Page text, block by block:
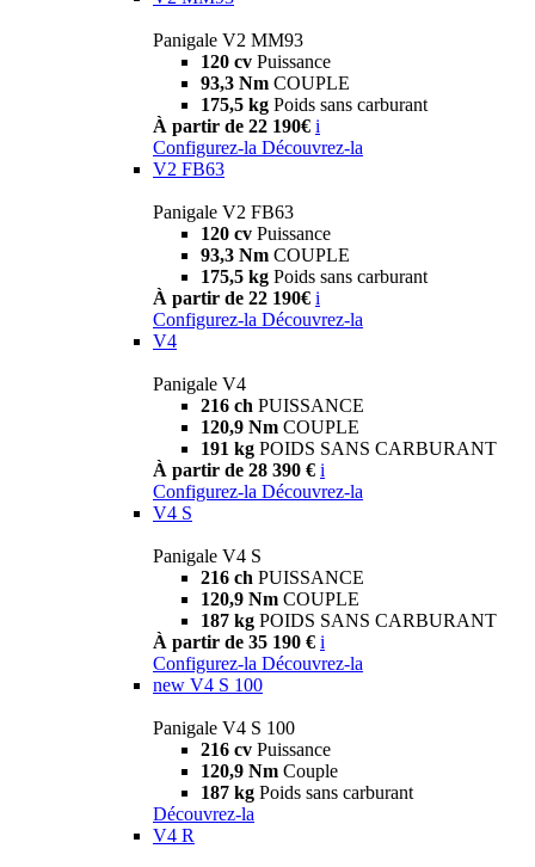
Panigale V2 MM93
120 cv Puissance
93,3 Nm COUPLE
175,5 kg Poids sans carburant
À partir de 22 190€ i
Configurez-la Découvrez-la
V2 FB63
Panigale V2 FB63
120 cv Puissance
93,3 Nm COUPLE
175,5 kg Poids sans carburant
À partir de 22 190€ i
Configurez-la Découvrez-la
V4
Panigale V4
216 ch PUISSANCE
120,9 Nm COUPLE
191 kg POIDS SANS CARBURANT
À partir de 28 390 € i
Configurez-la Découvrez-la
V4 S
Panigale V4 S
216 ch PUISSANCE
120,9 Nm COUPLE
187 kg POIDS SANS CARBURANT
À partir de 35 190 € i
Configurez-la Découvrez-la
new V4 S 100
Panigale V4 S 100
216 cv Puissance
120,9 Nm Couple
187 kg Poids sans carburant
Découvrez-la
V4 R